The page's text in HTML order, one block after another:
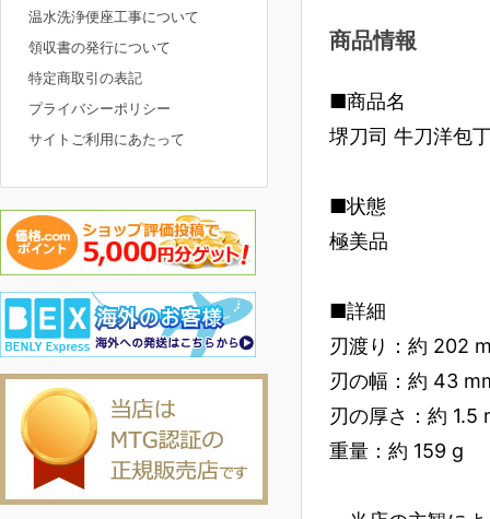
商品情報
■商品名
堺刀司 牛刀洋包
■状態
極美品
■詳細
刃渡り：約 202
刃の幅：約 43
刃の厚さ：約 1.5
重量：約 159 g
温水洗浄便座工事について
領収書の発行について
特定商取引の表記
プライバシーポリシー
サイトご利用にあたって